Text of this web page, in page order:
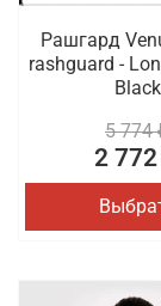
Рашгард
rashguard -
Black
5 774
2